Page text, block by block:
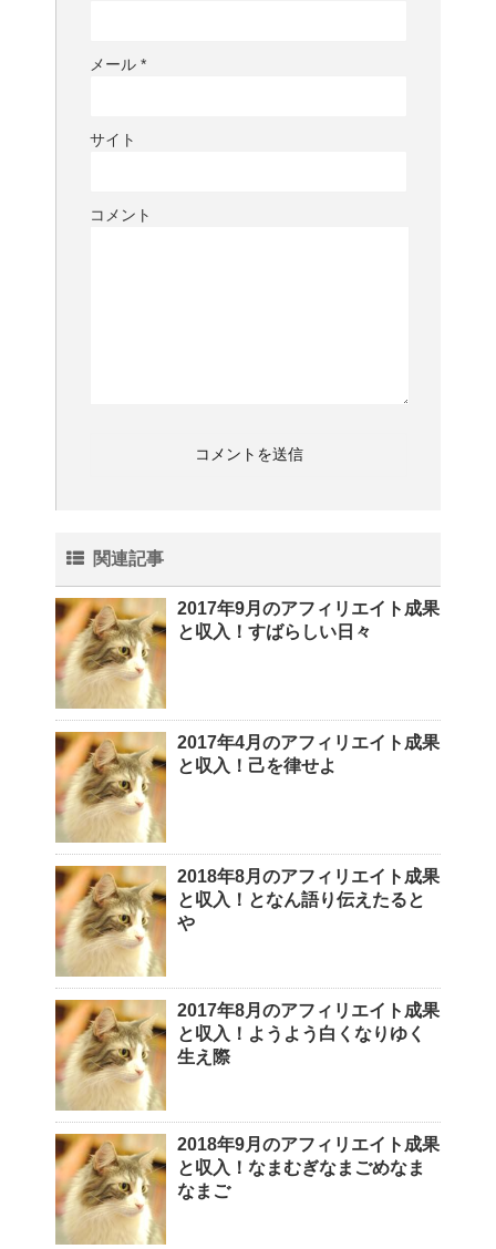
メール *
サイト
コメント
関連記事
2017年9月のアフィリエイト成果
と収入！すばらしい日々
2017年4月のアフィリエイト成果
と収入！己を律せよ
2018年8月のアフィリエイト成果
と収入！となん語り伝えたると
や
2017年8月のアフィリエイト成果
と収入！ようよう白くなりゆく
生え際
2018年9月のアフィリエイト成果
と収入！なまむぎなまごめなま
なまご